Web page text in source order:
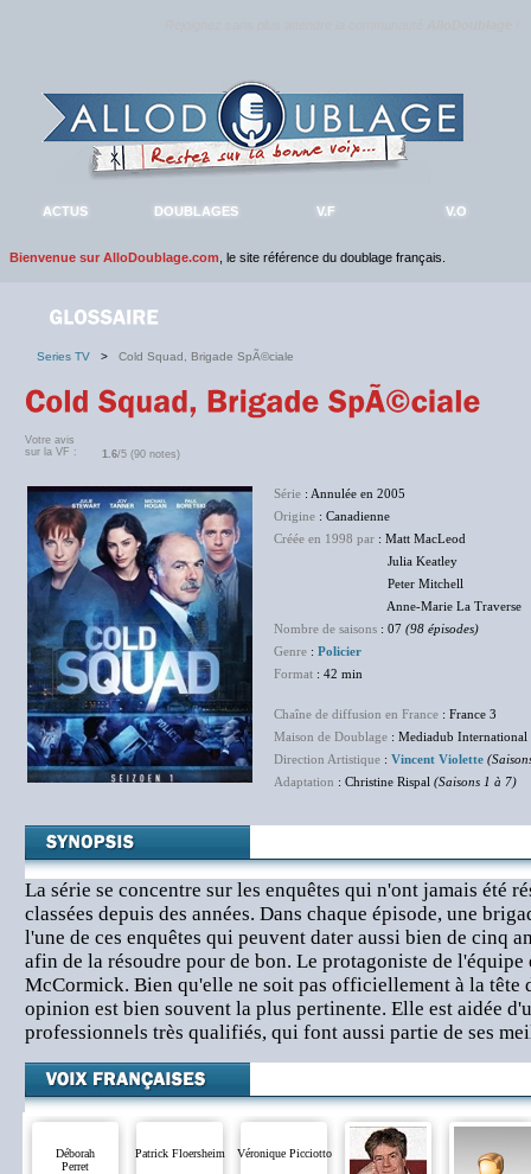
ACTUS DOUBLAGES V.F V.O
Bienvenue sur AlloDoublage.com , le site référence du doublage français.
Series TV > Cold Squad, Brigade SpÃ©ciale
Votre avis
sur la VF :
1.6/5 (90 notes)
Série : Annulée en 2005
Origine : Canadienne
Créée en 1998 par : Matt MacLeod
Julia Keatley
Peter Mitchell
Anne-Marie La Traverse
Nombre de saisons : 07 (98 épisodes)
Genre : Policier
Format : 42 min
Chaîne de diffusion en France : France 3
Maison de Doublage : Mediadub International
Direction Artistique : Vincent Violette
Adaptation : Christine Rispal (Saisons 1 à 7)
La série se concentre sur les enquêtes qui n'ont jamais été
classées depuis des années. Dans chaque épisode, une
l'une de ces enquêtes qui peuvent dater aussi bien de cinq
afin de la résoudre pour de bon. Le protagoniste de l'équipe
McCormick. Bien qu'elle ne soit pas officiellement à la tête
opinion est bien souvent la plus pertinente. Elle est aidée
professionnels très qualifiés, qui font aussi partie de ses
Déborah
Perret
Patrick Floersheim Véronique Picciotto